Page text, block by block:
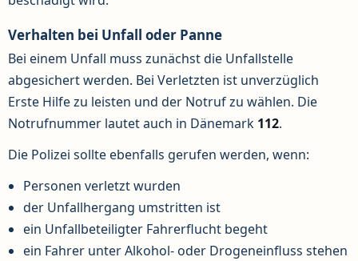
Verhalten bei Unfall oder Panne
Bei einem Unfall muss zunächst die Unfallstelle
abgesichert werden. Bei Verletzten ist unverzüglich
Erste Hilfe zu leisten und der Notruf zu wählen. Die
Notrufnummer lautet auch in Dänemark 112.
Die Polizei sollte ebenfalls gerufen werden, wenn:
Personen verletzt wurden
der Unfallhergang umstritten ist
ein Unfallbeteiligter Fahrerflucht begeht
ein Fahrer unter Alkohol- oder Drogeneinfluss stehen